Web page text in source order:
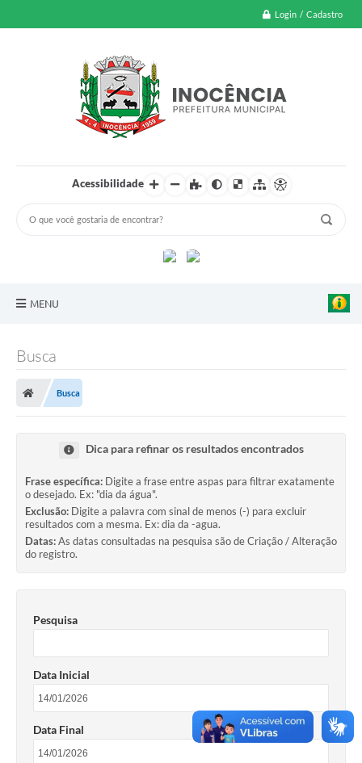
Login / Cadastro
Acessibilidade
MENU
Transparência Pública
Notícias
Diário Oficial
Renuncia de Receita
Galeria de Fotos
Cartas de Serviços
Divida Ativa
Programa de Estágio
PROCON
Cadeia Integrada de Valor
Busca
Busca
Dica para refinar os resultados encontrados
Frase específica: Digite a frase entre aspas para filtrar exatamente
o desejado. Ex: "dia da água".
Exclusão: Digite a palavra com sinal de menos (-) para excluir
resultados com a mesma. Ex: dia da -agua.
Datas:As datas consultadas na pesquisa são de Criação / Alteração
do registro.
Pesquisa
Data Inicial
Data Final